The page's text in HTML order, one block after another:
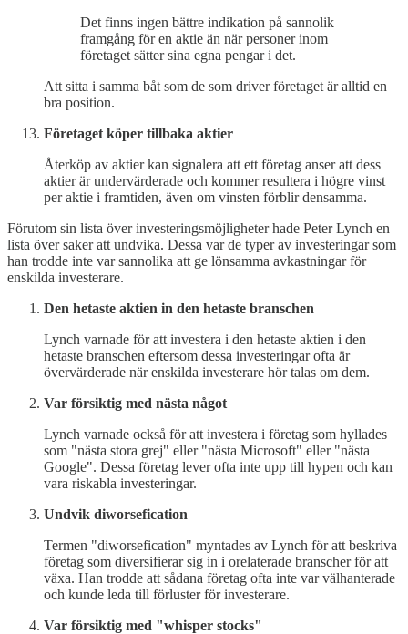
Det finns ingen bättre indikation på sannolik
framgång för en aktie än när personer inom
företaget sätter sina egna pengar i det.
Att sitta i samma båt som de som driver företaget är alltid en
bra position.
Företaget köper tillbaka aktier
Återköp av aktier kan signalera att ett företag anser att dess
aktier är undervärderade och kommer resultera i högre vinst
per aktie i framtiden, även om vinsten förblir densamma.
Förutom sin lista över investeringsmöjligheter hade Peter Lynch en
lista över saker att undvika. Dessa var de typer av investeringar som
han trodde inte var sannolika att ge lönsamma avkastningar för
enskilda investerare.
Den hetaste aktien in den hetaste branschen
Lynch varnade för att investera i den hetaste aktien i den
hetaste branschen eftersom dessa investeringar ofta är
övervärderade när enskilda investerare hör talas om dem.
Var försiktig med nästa något
Lynch varnade också för att investera i företag som hyllades
som "nästa stora grej" eller "nästa Microsoft" eller "nästa
Google". Dessa företag lever ofta inte upp till hypen och kan
vara riskabla investeringar.
Undvik diworsefication
Termen "diworsefication" myntades av Lynch för att beskriva
företag som diversifierar sig in i orelaterade branscher för att
växa. Han trodde att sådana företag ofta inte var välhanterade
och kunde leda till förluster för investerare.
Var försiktig med "whisper stocks"